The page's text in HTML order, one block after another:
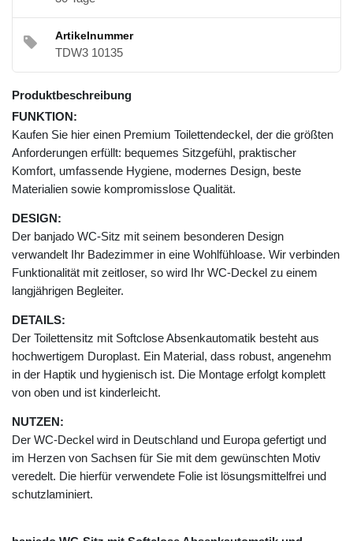
Artikelnummer
TDW3 10135
Produktbeschreibung
FUNKTION:
Kaufen Sie hier einen Premium Toilettendeckel, der die größten
Anforderungen erfüllt: bequemes Sitzgefühl, praktischer
Komfort, umfassende Hygiene, modernes Design, beste
Materialien sowie kompromisslose Qualität.
DESIGN:
Der banjado WC-Sitz mit seinem besonderen Design
verwandelt Ihr Badezimmer in eine Wohlfühloase. Wir verbinden
Funktionalität mit zeitloser, so wird Ihr WC-Deckel zu einem
langjährigen Begleiter.
DETAILS:
Der Toilettensitz mit Softclose Absenkautomatik besteht aus
hochwertigem Duroplast. Ein Material, dass robust, angenehm
in der Haptik und hygienisch ist. Die Montage erfolgt komplett
von oben und ist kinderleicht.
NUTZEN:
Der WC-Deckel wird in Deutschland und Europa gefertigt und
im Herzen von Sachsen für Sie mit dem gewünschten Motiv
veredelt. Die hierfür verwendete Folie ist lösungsmittelfrei und
schutzlaminiert.